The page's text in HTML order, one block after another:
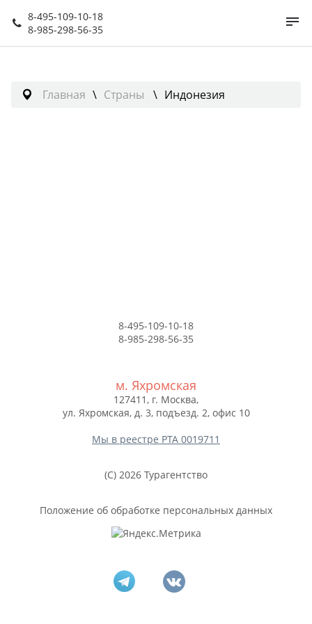
8-495-109-10-18
8-985-298-56-35
Главная Страны Индонезия
8-495-109-10-18
8-985-298-56-35
м. Яхромская
127411, г. Москва,
ул. Яхромская, д. 3, подъезд. 2, офис 10
Мы в реестре РТА 0019711
(C) 2026 Турагентство
Положение об обработке персональных данных